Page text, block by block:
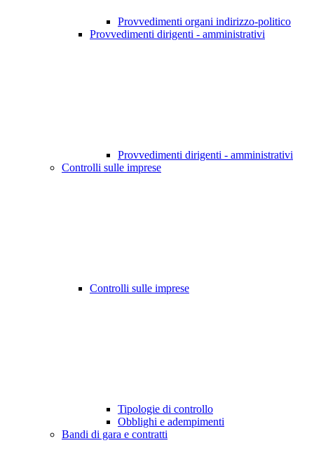
Provvedimenti organi indirizzo-politico
Provvedimenti dirigenti - amministrativi
Provvedimenti dirigenti - amministrativi
Controlli sulle imprese
Controlli sulle imprese
Tipologie di controllo
Obblighi e adempimenti
Bandi di gara e contratti